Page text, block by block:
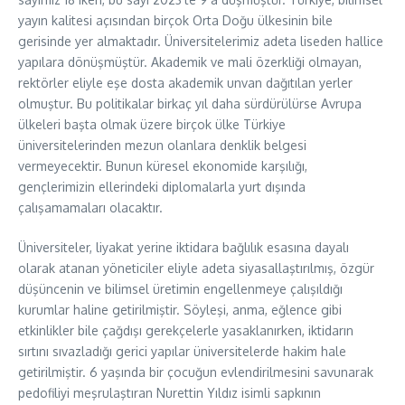
yayın kalitesi açısından birçok Orta Doğu ülkesinin bile
gerisinde yer almaktadır. Üniversitelerimiz adeta liseden hallice
yapılara dönüşmüştür. Akademik ve mali özerkliği olmayan,
rektörler eliyle eşe dosta akademik unvan dağıtılan yerler
olmuştur. Bu politikalar birkaç yıl daha sürdürülürse Avrupa
ülkeleri başta olmak üzere birçok ülke Türkiye
üniversitelerinden mezun olanlara denklik belgesi
vermeyecektir. Bunun küresel ekonomide karşılığı,
gençlerimizin ellerindeki diplomalarla yurt dışında
çalışamamaları olacaktır.
Üniversiteler, liyakat yerine iktidara bağlılık esasına dayalı
olarak atanan yöneticiler eliyle adeta siyasallaştırılmış, özgür
düşüncenin ve bilimsel üretimin engellenmeye çalışıldığı
kurumlar haline getirilmiştir. Söyleşi, anma, eğlence gibi
etkinlikler bile çağdışı gerekçelerle yasaklanırken, iktidarın
sırtını sıvazladığı gerici yapılar üniversitelerde hakim hale
getirilmiştir. 6 yaşında bir çocuğun evlendirilmesini savunarak
pedofiliyi meşrulaştıran Nurettin Yıldız isimli sapkının